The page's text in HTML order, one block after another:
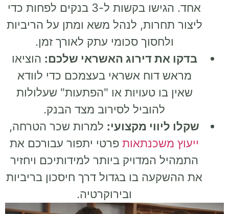
אחד. הגישו בקשות ל-3 בנקים לפחות כדי
ליצור תחרות, לנהל משא ומתן על הריביות
ולחסוך סכומי עתק לאורך זמן.
בדקו את דירוג האשראי שלכם: הוציאו
מראש דוח אשראי בעצמכם כדי לוודא
שאין בו טעויות או "הפתעות" שעלולות
להוביל לסירוב מצד הבנק.
שקלו ליווי מקצועי: למרות שכר הטרחה,
ייעוץ משכנתאות פרטי יתפור עבורכם את
התמהיל המדויק ביותר למידותיכם ויחזיר
את ההשקעה בו בגדול דרך חיסכון בריביות
ובירוקרטיה.